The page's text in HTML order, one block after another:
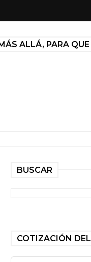
ALLÁ, PARA
BUSCAR
COTIZACIÓN